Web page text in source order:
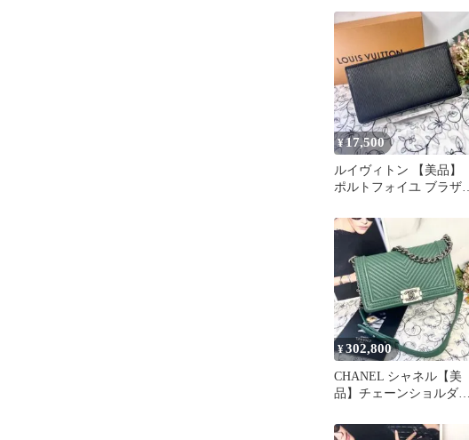
¥17,500
ルイヴィトン 【美品】
ポルトフォイユ ブラザー
¥302,800
CHANEL シャネル【美
品】チェーンショルダー
ボーイ